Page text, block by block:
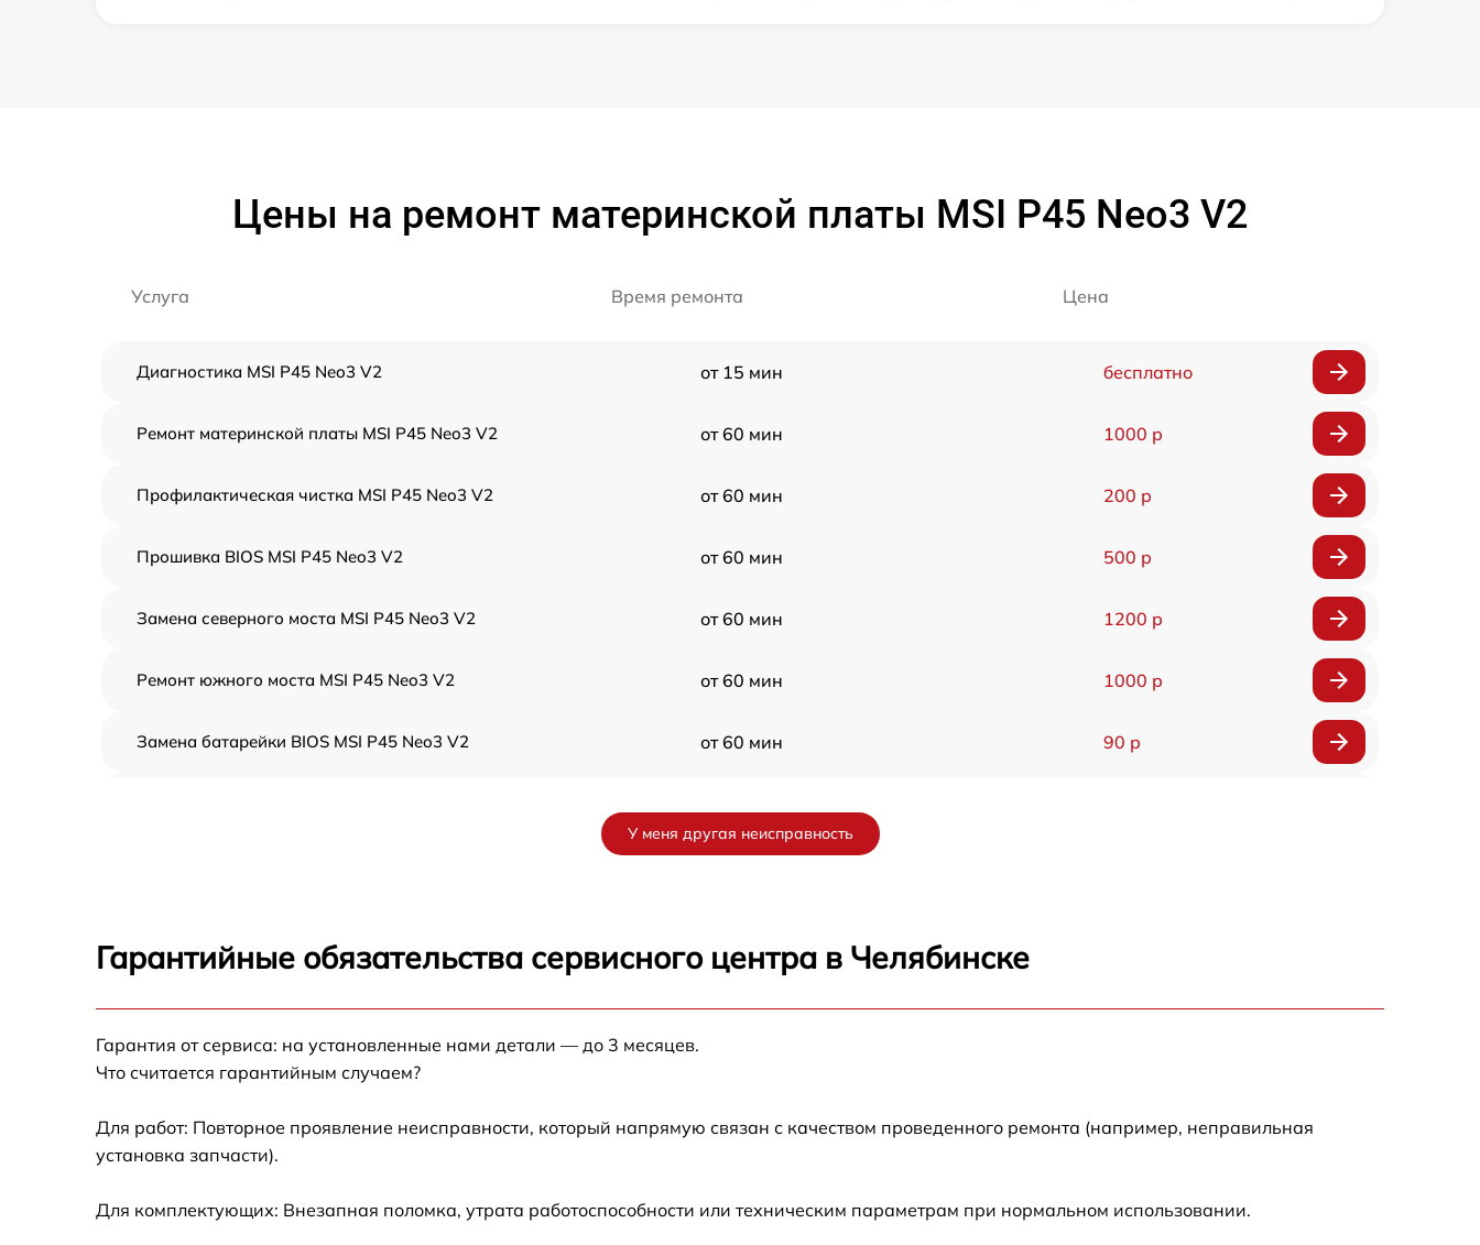
Цены на ремонт материнской платы MSI P45 Neo3 V2
Услуга Время ремонта Цена
Диагностика MSI P45 Neo3 V2 от 15 мин бесплатно
Ремонт материнской платы MSI P45 Neo3 V2 от 60 мин 1000 р
Профилактическая чистка MSI P45 Neo3 V2 от 60 мин 200 р
Прошивка BIOS MSI P45 Neo3 V2 от 60 мин 500 р
Замена северного моста MSI P45 Neo3 V2 от 60 мин 1200 р
Ремонт южного моста MSI P45 Neo3 V2 от 60 мин 1000 р
Замена батарейки BIOS MSI P45 Neo3 V2 от 60 мин 90 р
У меня другая неисправность
Гарантийные обязательства сервисного центра в Челябинске
Гарантия от сервиса: на установленные нами детали — до 3 месяцев.
Что считается гарантийным случаем?
Для работ: Повторное проявление неисправности, который напрямую связан с качеством проведенного ремонта (например, неправильная
установка запчасти).
Для комплектующих: Внезапная поломка, утрата работоспособности или техническим параметрам при нормальном использовании.